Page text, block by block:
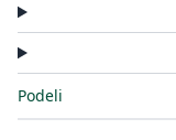
Podeli